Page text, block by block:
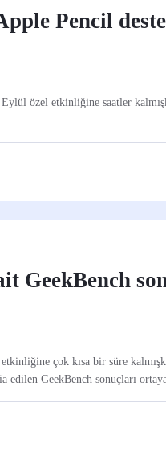
Pencil
Eylül özel etkinliğine saatler
GeekBench
çok kısa bir süre
edilen GeekBench sonuçları